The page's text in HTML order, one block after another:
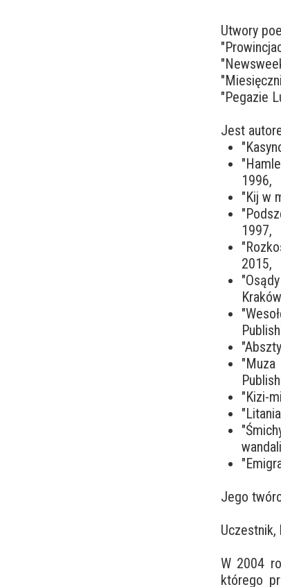
Utwory
"Pegazie
Jest
1996,
"Kij w
1997,
2015,
"Kizi-
Jego
W 2004
którego